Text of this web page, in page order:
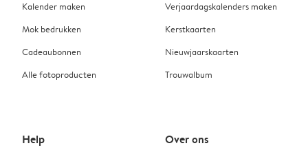
Kalender maken
Mok bedrukken
Cadeaubonnen
Alle fotoproducten
Verjaardagskalenders maken
Kerstkaarten
Nieuwjaarskaarten
Trouwalbum
Help Over ons